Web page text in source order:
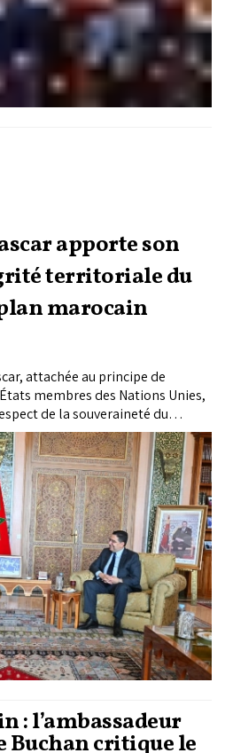
apporte son
territoriale du
marocain
attachée au principe de
membres des Nations Unies,
de la souveraineté du
intégrité territoriale.
: l’ambassadeur
Buchan critique le